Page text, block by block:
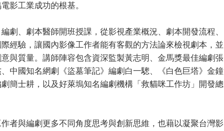
影工業成功的根基。
劇、劇本醫師開班授課，從影視產業概況、劇本開發流程、
經驗，讓國內影像工作者能有客觀的方法論來檢視劇本，並
與質量。講師陣容包含資深監製黃志明、金馬獎最佳編劇張
中國知名網劇《盜墓筆記》編劇白一驄、《白色巨塔》金鐘
簡士耕，以及好萊塢知名編劇機構「救貓咪工作坊」開發總
者與編劇更多不同角度思考與創新思維，也藉以凝聚台灣影